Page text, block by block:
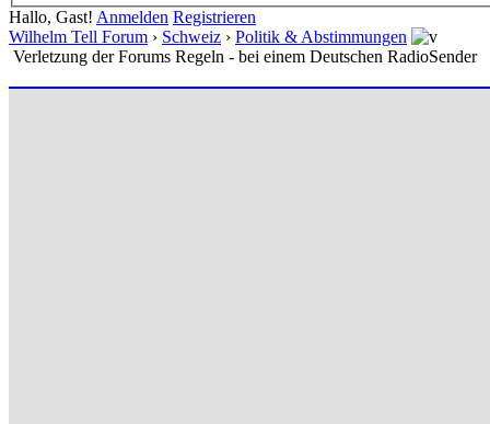
Hallo, Gast! Anmelden Registrieren
Wilhelm Tell Forum › Schweiz › Politik & Abstimmungen
Verletzung der Forums Regeln - bei einem Deutschen RadioSender